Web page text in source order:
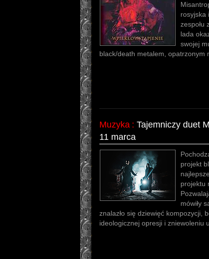
rosyjska
zespołu
lada
swojej
black/death metalem, opatrzonym
Muzyka : Tajemniczy duet
11 marca
projekt
projektu
mówiły
znalazło się dziewięć kompozycji,
ideologicznej opresji i zniewoleniu